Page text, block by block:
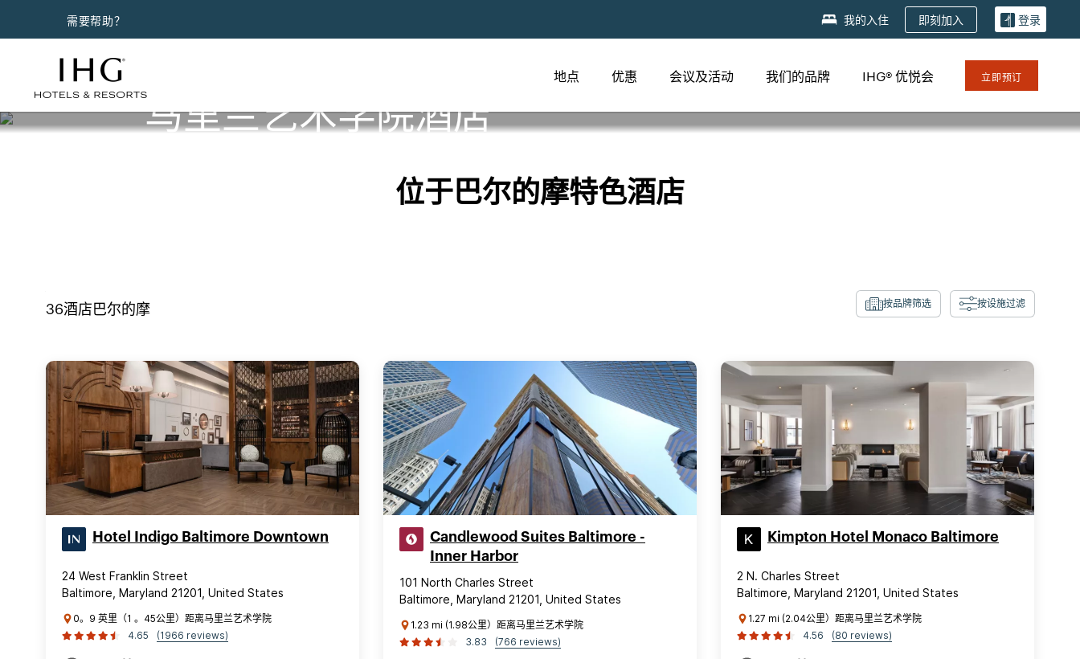
需要帮助？ 我的入住 即刻加入 登录
地点 优惠 会议及活动 我们的品牌 IHG® 优悦会 立即预订
马里兰艺术学院酒店
位于巴尔的摩特色酒店
36酒店 巴尔的摩 按品牌筛选 按设施过滤
Hotel Indigo Baltimore Downtown
24 West Franklin Street
Baltimore, Maryland 21201, United States
0。9 英里（1 。45公里）距离马里兰艺术学院
4.65
(1966 reviews)
Candlewood Suites Baltimore -
Inner Harbor
101 North Charles Street
Baltimore, Maryland 21201, United States
1.23 mi (1.98公里）距离马里兰艺术学院
3.83
(766 reviews)
Kimpton Hotel Monaco Baltimore
2 N. Charles Street
Baltimore, Maryland 21201, United States
1.27 mi (2.04公里）距离马里兰艺术学院
4.56
(80 reviews)